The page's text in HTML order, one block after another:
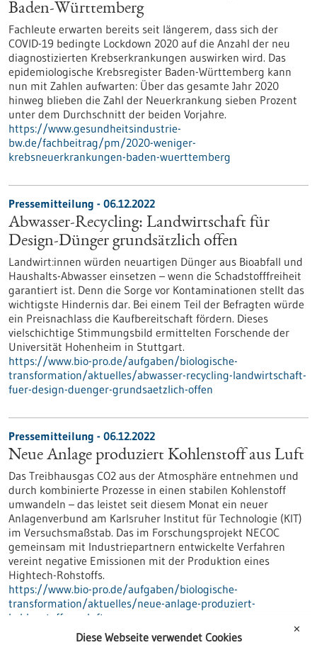
Baden-Württemberg
Fachleute erwarten bereits seit längerem, dass sich der
COVID-19 bedingte Lockdown 2020 auf die Anzahl der neu
diagnostizierten Krebserkrankungen auswirken wird. Das
epidemiologische Krebsregister Baden-Württemberg kann
nun mit Zahlen aufwarten: Über das gesamte Jahr 2020
hinweg blieben die Zahl der Neuerkrankung sieben Prozent
unter dem Durchschnitt der beiden Vorjahre.
https://www.gesundheitsindustrie-
bw.de/fachbeitrag/pm/2020-weniger-
krebsneuerkrankungen-baden-wuerttemberg
Pressemitteilung - 06.12.2022
Abwasser-Recycling: Landwirtschaft für
Design-Dünger grundsätzlich offen
Landwirt:innen würden neuartigen Dünger aus Bioabfall und
Haushalts-Abwasser einsetzen – wenn die Schadstofffreiheit
garantiert ist. Denn die Sorge vor Kontaminationen stellt das
wichtigste Hindernis dar. Bei einem Teil der Befragten würde
ein Preisnachlass die Kaufbereitschaft fördern. Dieses
vielschichtige Stimmungsbild ermittelten Forschende der
Universität Hohenheim in Stuttgart.
https://www.bio-pro.de/aufgaben/biologische-
transformation/aktuelles/abwasser-recycling-landwirtschaft-
fuer-design-duenger-grundsaetzlich-offen
Pressemitteilung - 06.12.2022
Neue Anlage produziert Kohlenstoff aus Luft
Das Treibhausgas CO2 aus der Atmosphäre entnehmen und
durch kombinierte Prozesse in einen stabilen Kohlenstoff
umwandeln – das leistet seit diesem Monat ein neuer
Anlagenverbund am Karlsruher Institut für Technologie (KIT)
im Versuchsmaßstab. Das im Forschungsprojekt NECOC
gemeinsam mit Industriepartnern entwickelte Verfahren
vereint negative Emissionen mit der Produktion eines
Hightech-Rohstoffs.
https://www.bio-pro.de/aufgaben/biologische-
transformation/aktuelles/neue-anlage-produziert-
kohlenstoff-aus-luft
✕
Diese Webseite verwendet Cookies